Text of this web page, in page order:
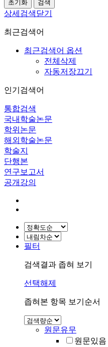
상세검색닫기
최근검색어
최근검색어 옵션
전체삭제
자동저장끄기
인기검색어
통합검색
국내학술논문
학위논문
해외학술논문
학술지
단행본
연구보고서
공개강의
필터
검색결과 좁혀 보기
선택해제
좁혀본 항목 보기순서
원문유무
원문있음